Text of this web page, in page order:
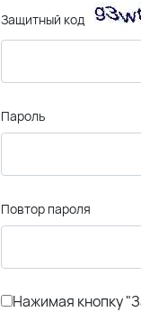
Защитный код
Пароль
Повтор пароля
Нажимая кнопку